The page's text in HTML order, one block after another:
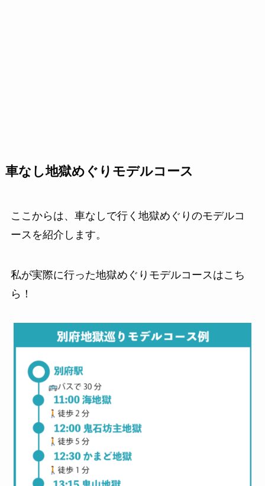
車なし地獄めぐりモデルコース
ここからは、車なしで行く地獄めぐりのモデルコ
ースを紹介します。
私が実際に行った地獄めぐりモデルコースはこち
ら！